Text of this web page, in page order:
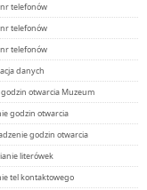
telefonów
telefonów
telefonów
danych
otwarcia Muzeum
godzin otwarcia
godzin otwarcia
literówek
tel kontaktowego